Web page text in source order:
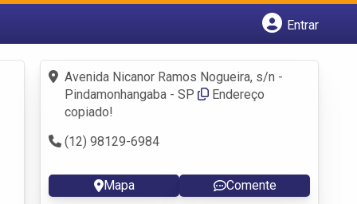
Entrar
Fazer login
Criar conta
Avenida Nicanor Ramos Nogueira, s/n -
Pindamonhangaba - SP
Endereço
copiado!
(12) 98129-6984
Mapa Comente